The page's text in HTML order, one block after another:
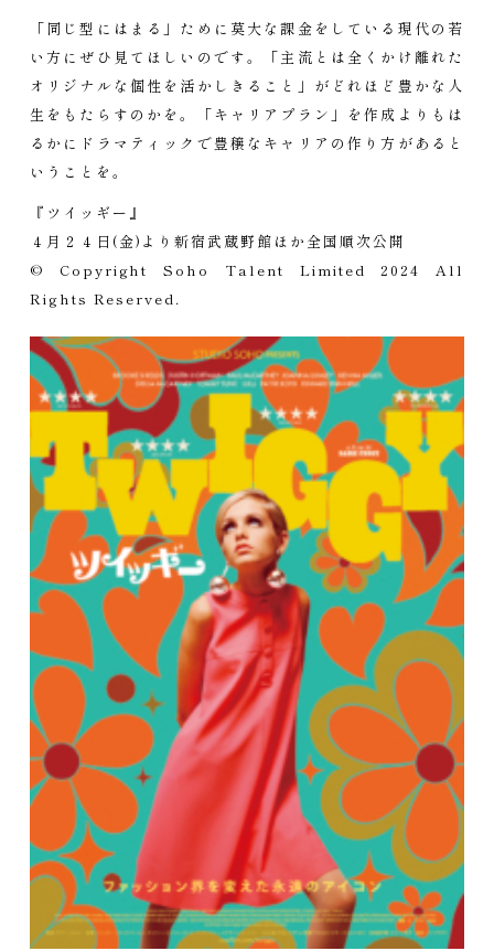
「同じ型にはまる」ために莫大な課金をしている現代の若
い方にぜひ見てほしいのです。「主流とは全くかけ離れた
オリジナルな個性を活かしきること」がどれほど豊かな人
生をもたらすのかを。「キャリアプラン」を作成よりもは
るかにドラマティックで豊穣なキャリアの作り方があると
いうことを。
『ツイッギー』
４月２４日(金)より新宿武蔵野館ほか全国順次公開
© Copyright Soho Talent Limited 2024 All
Rights Reserved.